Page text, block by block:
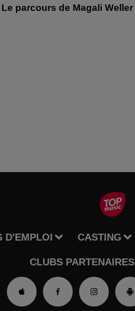
parcours de Magali Weller
D'EMPLOI CASTING
CLUBS PARTENAIRES